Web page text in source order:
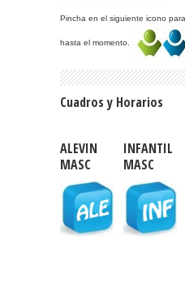
Pincha en el siguiente icono
hasta el momento.
Cuadros y Horarios
ALEVIN
MASC
INFANTIL
MASC